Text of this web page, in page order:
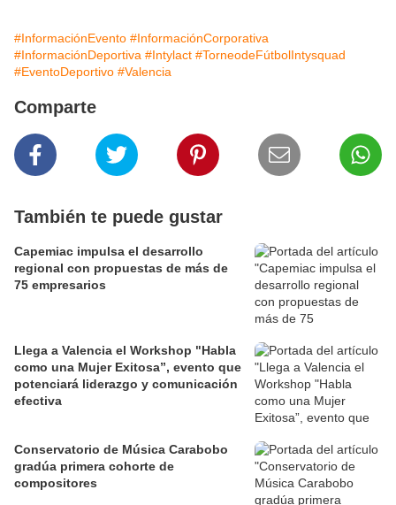
#InformaciónEvento #InformaciónCorporativa
#InformaciónDeportiva #Intylact #TorneodeFútbolIntysquad
#EventoDeportivo #Valencia
Comparte
También te puede gustar
Capemiac impulsa el desarrollo
regional con propuestas de más de
75 empresarios
Llega a Valencia el Workshop "Habla
como una Mujer Exitosa”, evento que
potenciará liderazgo y comunicación
efectiva
Conservatorio de Música Carabobo
gradúa primera cohorte de
compositores